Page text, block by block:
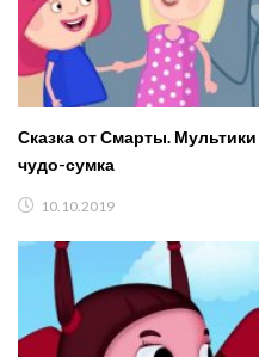
Сказка от Смарты.
чудо-сумка
10.10.2019